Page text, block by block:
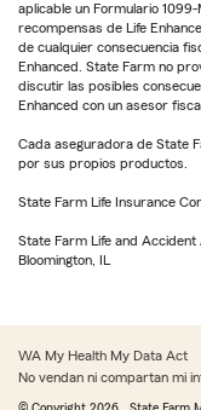
aplicable un Formulario
recompensas de Life
de cualquier consecuencia
Enhanced. State Farm no
discutir las posibles
Enhanced con un asesor fiscal
Cada aseguradora de State
por sus propios productos.
State Farm Life Insurance
State Farm Life and Accident
Bloomington, IL
WA My Health My Data Act
No vendan ni compartan mi